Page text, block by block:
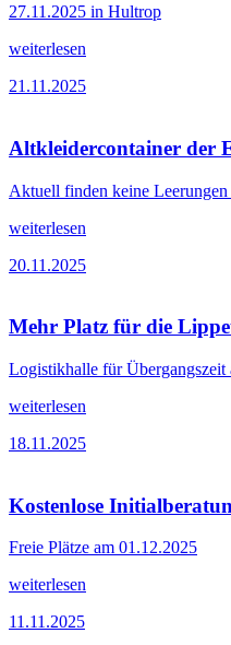
27.11.2025 in Hultrop
weiterlesen
21.11.2025
Altkleidercontainer der
Aktuell finden keine Leerungen
weiterlesen
20.11.2025
Mehr Platz für die
Logistikhalle für Übergangszeit
weiterlesen
18.11.2025
Kostenlose
Freie Plätze am 01.12.2025
weiterlesen
11.11.2025